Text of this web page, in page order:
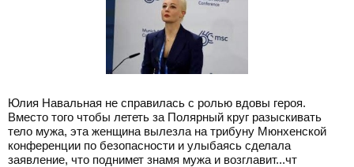
Юлия Навальная не справилась с ролью вдовы героя.
Вместо того чтобы лететь за Полярный круг разыскивать
тело мужа, эта женщина вылезла на трибуну Мюнхенской
конференции по безопасности и улыбаясь сделала
заявление, что поднимет знамя мужа и возглавит...чт